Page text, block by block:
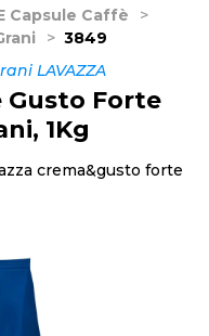
Capsule Caffè
>
> 3849
LAVAZZA
Gusto Forte
1Kg
crema&gusto forte